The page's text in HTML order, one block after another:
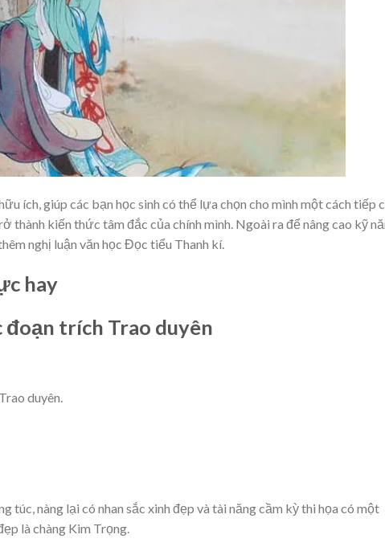
ích, giúp các bạn học sinh có thể lựa chọn cho mình một cách tiếp
thành kiến thức tâm đắc của chính mình. Ngoài ra để nâng cao kỹ
nghị luận văn học Đọc tiểu Thanh kí.
hay
đoạn trích Trao duyên
duyên.
túc, nàng lại có nhan sắc xinh đẹp và tài năng cầm kỳ thi họa có một
là chàng Kim Trọng.